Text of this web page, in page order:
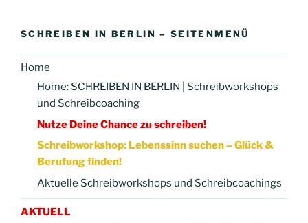
SCHREIBEN IN BERLIN – SEITENMENÜ
Home
Home: SCHREIBEN IN BERLIN | Schreibworkshops
und Schreibcoaching
Nutze Deine Chance zu schreiben!
Schreibworkshop: Lebenssinn suchen – Glück &
Berufung finden!
Aktuelle Schreibworkshops und Schreibcoachings
AKTUELL